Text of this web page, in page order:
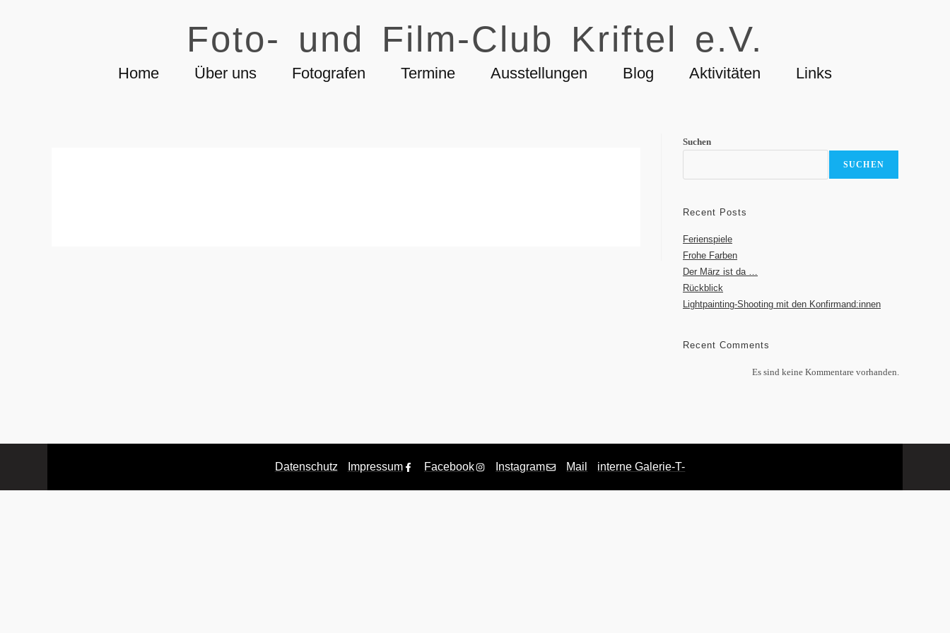
Foto- und Film-Club Kriftel e.V.
Home Über uns Fotografen Termine Ausstellungen Blog Aktivitäten Links
Suchen
SUCHEN
Recent Posts
Ferienspiele
Frohe Farben
Der März ist da …
Rückblick
Lightpainting-Shooting mit den Konfirmand:innen
Recent Comments
Es sind keine Kommentare vorhanden.
Datenschutz Impressum Facebook Instagram Mail interne Galerie-T-